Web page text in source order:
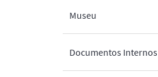
Museu
Documentos Internos